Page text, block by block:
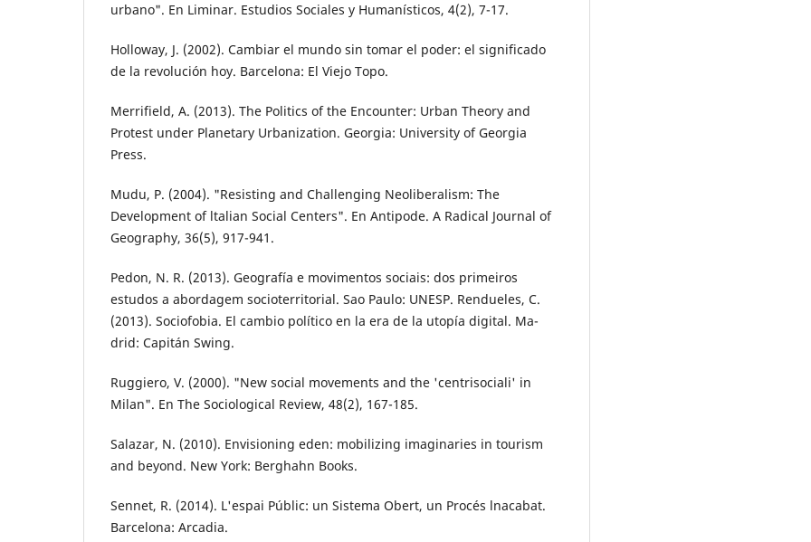
urbano". En Liminar. Estudios Sociales y Humanísticos, 4(2), 7-17.
Holloway, J. (2002). Cambiar el mundo sin to­mar el poder: el significado
de la revolu­ción hoy. Barcelona: El Viejo Topo.
Merrifield, A. (2013). The Politics of the En­counter: Urban Theory and
Protest under Planetary Urbanization. Georgia: Universi­ty of Georgia
Press.
Mudu, P. (2004). "Resisting and Challenging Neoliberalism: The
Development of ltalian Social Centers". En Antipode. A Radical Journal of
Geography, 36(5), 917-941.
Pedon, N. R. (2013). Geografía e movimentos sociais: dos primeiros
estudos a aborda­gem socioterritorial. Sao Paulo: UNESP. Rendueles, C.
(2013). Sociofobia. El cambio político en la era de la utopía digital. Ma­
drid: Capitán Swing.
Ruggiero, V. (2000). "New social movements and the 'centrisociali' in
Milan". En The So­ciological Review, 48(2), 167-185.
Salazar, N. (2010). Envisioning eden: mobilizi­ng imaginaries in tourism
and beyond. New York: Berghahn Books.
Sennet, R. (2014). L'espai Públic: un Sistema Obert, un Procés lnacabat.
Barcelona: Ar­cadia.